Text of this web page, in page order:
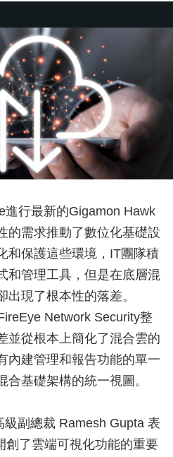
進行最新的Gigamon Hawk
的需求推動了數位化基礎設
和保護這些環境，IT團隊積
和管理工具，但是在底層混
現了根本性的落差。
Network Security整
並從根本上簡化了混合雲的
內建管理和報告功能的單一
基礎架構的統一視圖。
副總裁 Ramesh Gupta 表
創了雲端可視化功能的重要